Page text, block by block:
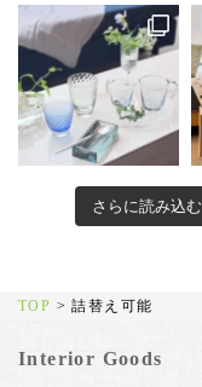
さらに読み込む
TOP >詰替え可能
Interior Goods